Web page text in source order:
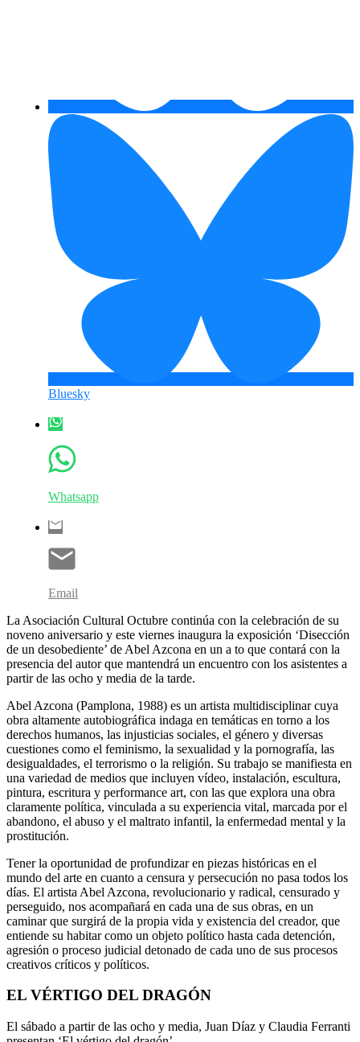
Bluesky
Whatsapp
Email
La Asociación Cultural Octubre continúa con la celebración de su
noveno aniversario y este viernes inaugura la exposición ‘Disección
de un desobediente’ de Abel Azcona en un a to que contará con la
presencia del autor que mantendrá un encuentro con los asistentes a
partir de las ocho y media de la tarde.
Abel Azcona (Pamplona, 1988) es un artista multidisciplinar cuya
obra altamente autobiográfica indaga en temáticas en torno a los
derechos humanos, las injusticias sociales, el género y diversas
cuestiones como el feminismo, la sexualidad y la pornografía, las
desigualdades, el terrorismo o la religión. Su trabajo se manifiesta en
una variedad de medios que incluyen vídeo, instalación, escultura,
pintura, escritura y performance art, con las que explora una obra
claramente política, vinculada a su experiencia vital, marcada por el
abandono, el abuso y el maltrato infantil, la enfermedad mental y la
prostitución.
Tener la oportunidad de profundizar en piezas históricas en el
mundo del arte en cuanto a censura y persecución no pasa todos los
días. El artista Abel Azcona, revolucionario y radical, censurado y
perseguido, nos acompañará en cada una de sus obras, en un
caminar que surgirá de la propia vida y existencia del creador, que
entiende su habitar como un objeto político hasta cada detención,
agresión o proceso judicial detonado de cada uno de sus procesos
creativos críticos y políticos.
EL VÉRTIGO DEL DRAGÓN
El sábado a partir de las ocho y media, Juan Díaz y Claudia Ferranti